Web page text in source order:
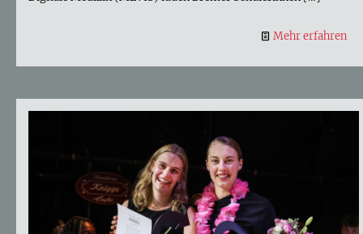
Mehr erfahren